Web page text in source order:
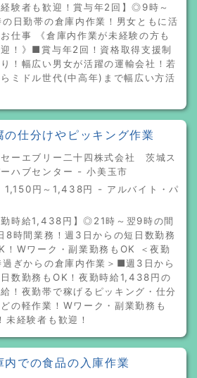
経験者も歓迎！賞与年2回】◎9時～
日勤帯の倉庫内作業！男女ともに活
仕事 《倉庫内作業が未経験の方も
！》■賞与年2回！資格取得支援制
り！幅広い男女が活躍の運輸会社！若
ミドル世代(中高年)まで幅広い方活
の仕分けやピッキング作業
セーエブリー二十四株式会社 茨城ス
ハブセンター - 小美玉市
1,150円～1,438円 - アルバイト・パ
勤時給1,438円】◎21時～翌9時の間
8時間業務！週3日からの短日数勤務
！Wワーク・副業勤務もOK ＜夜勤
過ぎからの倉庫内作業＞■週3日から
数勤務もOK！夜勤時給1,438円の
！夜勤帯で稼げるピッキング・仕分
の軽作業！Wワーク・副業勤務も
未経験者も歓迎！
内での食品の入庫作業